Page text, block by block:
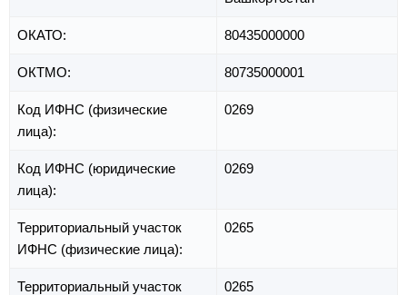
ОКАТО: 80435000000
ОКТМО: 80735000001
Код ИФНС (физические
лица):
0269
Код ИФНС (юридические
лица):
0269
Территориальный участок
ИФНС (физические лица):
0265
Территориальный участок
0265